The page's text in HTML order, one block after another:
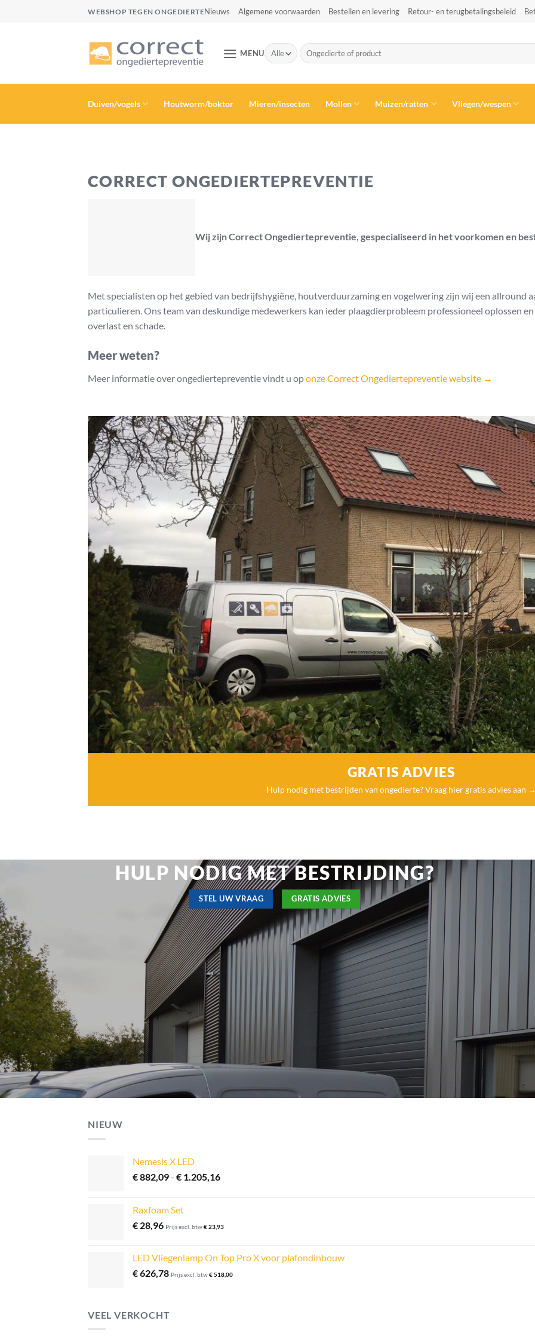
WEBSHOP TEGEN ONGEDIERTENieuws Algemene voorwaarden Bestellen en levering Retour- en terugbetalingsbeleid
MENU
Zoeken
naar:
Duiven/vogels Houtworm/boktor Mieren/insecten Mollen Muizen/ratten Vliegen/wespen
CORRECT ONGEDIERTEPREVENTIE
Wij zijn Correct Ongediertepreventie, gespecialiseerd in het voorkomen en
Met specialisten op het gebied van bedrijfshygiëne, houtverduurzaming en vogelwering zijn wij een allround
particulieren. Ons team van deskundige medewerkers kan ieder plaagdierprobleem professioneel oplossen
overlast en schade.
Meer weten?
Meer informatie over ongediertepreventie vindt u oponze Correct Ongediertepreventie website →
GRATIS ADVIES
Hulp nodig met bestrijden van ongedierte? Vraag hier gratis advies aan
HULP NODIG MET BESTRIJDING?
STEL UW VRAAG GRATIS ADVIES
NIEUW
Nemesis X LED
€882,09- € 1.205,16Prijsklasse:
Raxfoam Set
€ 28,96 Prijs excl. btw€23,93
LED Vliegenlamp On Top Pro X voor plafondinbouw
€626,78 Prijs excl. btw€518,00
VEEL VERKOCHT